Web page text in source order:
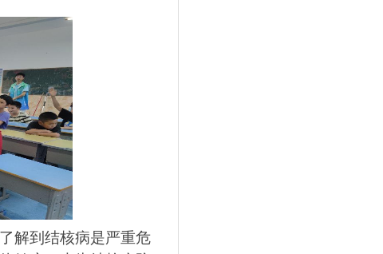
解到结核病是严重危